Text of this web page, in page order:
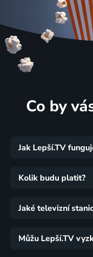
Co by
Jak Lepší.TV
Kolik budu platit?
Jaké televizní
Můžu Lepší.TV